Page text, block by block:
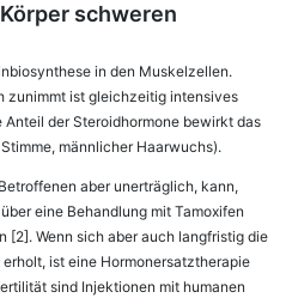
schweren
in den Muskelzellen.
zunimmt ist gleichzeitig intensives
der Steroidhormone bewirkt das
männlicher Haarwuchs).
aber unerträglich, kann,
eine Behandlung mit Tamoxifen
[2]. Wenn sich aber auch langfristig die
ist eine Hormonersatztherapie
sind Injektionen mit humanen